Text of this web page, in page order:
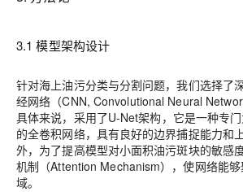
3.1 模型架构设计
针对海上油污分类与分割问题，我们选择了
经网络（CNN, Convolutional Neural
具体来说，采用了U-Net架构，它是一种专
的全卷积网络，具有良好的边界捕捉能力和
外，为了提高模型对小面积油污斑块的敏感
机制（Attention Mechanism），使网络能
域。